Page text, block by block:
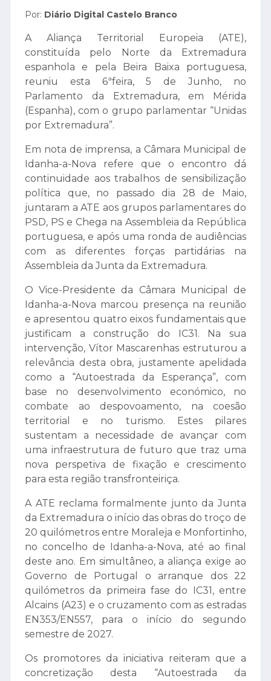
Por: Diário Digital Castelo Branco
A Aliança Territorial Europeia (ATE),
constituída pelo Norte da Extremadura
espanhola e pela Beira Baixa portuguesa,
reuniu esta 6ªfeira, 5 de Junho, no
Parlamento da Extremadura, em Mérida
(Espanha), com o grupo parlamentar “Unidas
por Extremadura”.
Em nota de imprensa, a Câmara Municipal de
Idanha-a-Nova refere que o encontro dá
continuidade aos trabalhos de sensibilização
política que, no passado dia 28 de Maio,
juntaram a ATE aos grupos parlamentares do
PSD, PS e Chega na Assembleia da República
portuguesa, e após uma ronda de audiências
com as diferentes forças partidárias na
Assembleia da Junta da Extremadura.
O Vice-Presidente da Câmara Municipal de
Idanha-a-Nova marcou presença na reunião
e apresentou quatro eixos fundamentais que
justificam a construção do IC31. Na sua
intervenção, Vítor Mascarenhas estruturou a
relevância desta obra, justamente apelidada
como a “Autoestrada da Esperança”, com
base no desenvolvimento económico, no
combate ao despovoamento, na coesão
territorial e no turismo. Estes pilares
sustentam a necessidade de avançar com
uma infraestrutura de futuro que traz uma
nova perspetiva de fixação e crescimento
para esta região transfronteiriça.
A ATE reclama formalmente junto da Junta
da Extremadura o início das obras do troço de
20 quilómetros entre Moraleja e Monfortinho,
no concelho de Idanha-a-Nova, até ao final
deste ano. Em simultâneo, a aliança exige ao
Governo de Portugal o arranque dos 22
quilómetros da primeira fase do IC31, entre
Alcains (A23) e o cruzamento com as estradas
EN353/EN557, para o início do segundo
semestre de 2027.
Os promotores da iniciativa reiteram que a
concretização desta “Autoestrada da